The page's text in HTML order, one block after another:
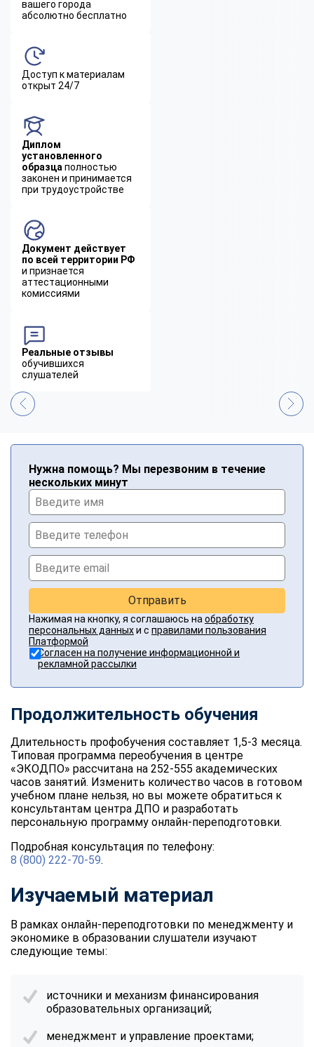
вашего города
абсолютно бесплатно
Доступ к материалам
открыт 24/7
Диплом
установленного
образца полностью
законен и принимается
при трудоустройстве
Документ действует
по всей территории РФ
и признается
аттестационными
комиссиями
Реальные отзывы
обучившихся
слушателей
Нужна помощь? Мы перезвоним в течение
нескольких минут
Отправить
Нажимая на кнопку, я соглашаюсь на обработку
персональных данныхи с правилами пользования
Платформой
Согласен на получение информационной и
рекламной рассылки
Продолжительность обучения
Длительность профобучения составляет 1,5-3 месяца.
Типовая программа переобучения в центре
«ЭКОДПО» рассчитана на 252-555 академических
часов занятий. Изменить количество часов в готовом
учебном плане нельзя, но вы можете обратиться к
консультантам центра ДПО и разработать
персональную программу онлайн-переподготовки.
Подробная консультация по телефону:
8 (800) 222-70-59.
Изучаемый материал
В рамках онлайн-переподготовки по менеджменту и
экономике в образовании слушатели изучают
следующие темы:
источники и механизм финансирования
образовательных организаций;
менеджмент и управление проектами;